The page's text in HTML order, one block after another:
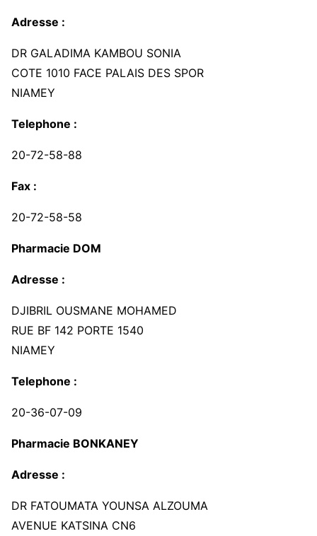
Adresse :
DR GALADIMA KAMBOU SONIA
COTE 1010 FACE PALAIS DES SPOR
NIAMEY
Telephone :
20-72-58-88
Fax :
20-72-58-58
Pharmacie DOM
Adresse :
DJIBRIL OUSMANE MOHAMED
RUE BF 142 PORTE 1540
NIAMEY
Telephone :
20-36-07-09
Pharmacie BONKANEY
Adresse :
DR FATOUMATA YOUNSA ALZOUMA
AVENUE KATSINA CN6